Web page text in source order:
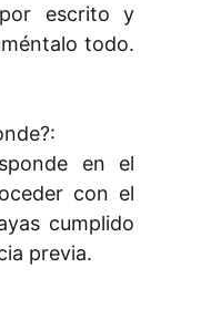
escrito y
todo.
en el
con el
cumplido
previa.